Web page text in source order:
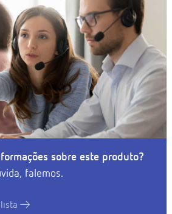
sobre este produto?
falemos.